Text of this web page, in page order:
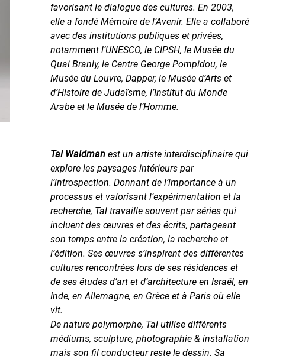
favorisant le dialogue des cultures. En 2003,
elle a fondé Mémoire de l’Avenir. Elle a collaboré
avec des institutions publiques et privées,
notamment l’UNESCO, le CIPSH, le Musée du
Quai Branly, le Centre George Pompidou, le
Musée du Louvre, Dapper, le Musée d’Arts et
d’Histoire de Judaïsme, l’Institut du Monde
Arabe et le Musée de l’Homme.
Tal Waldmanest un artiste interdisciplinaire qui
explore les paysages intérieurs par
l’introspection. Donnant de l’importance à un
processus et valorisant l’expérimentation et la
recherche, Tal travaille souvent par séries qui
incluent des œuvres et des écrits, partageant
son temps entre la création, la recherche et
l’édition. Ses œuvres s’inspirent des différentes
cultures rencontrées lors de ses résidences et
de ses études d’art et d’architecture en Israël, en
Inde, en Allemagne, en Grèce et à Paris où elle
vit.
De nature polymorphe, Tal utilise différents
médiums, sculpture, photographie & installation
mais son fil conducteur reste le dessin. Sa